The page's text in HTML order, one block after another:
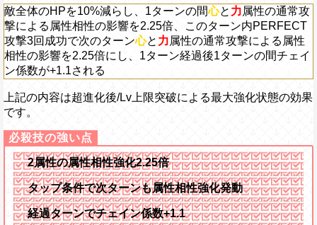
敵全体のHPを10%減らし、1ターンの間心と 力属性の通常攻
撃による属性相性の影響を2.25倍、このターン内PERFECT
攻撃3回成功で次のターン心と 力属性の通常攻撃による属性
相性の影響を2.25倍にし、1ターン経過後1ターンの間チェイ
ン係数が+1.1される
上記の内容は超進化後/Lv上限突破による最大強化状態の効果
です。
2属性の属性相性強化2.25倍
タップ条件で次ターンも属性相性強化発動
経過ターンでチェイン係数+1.1